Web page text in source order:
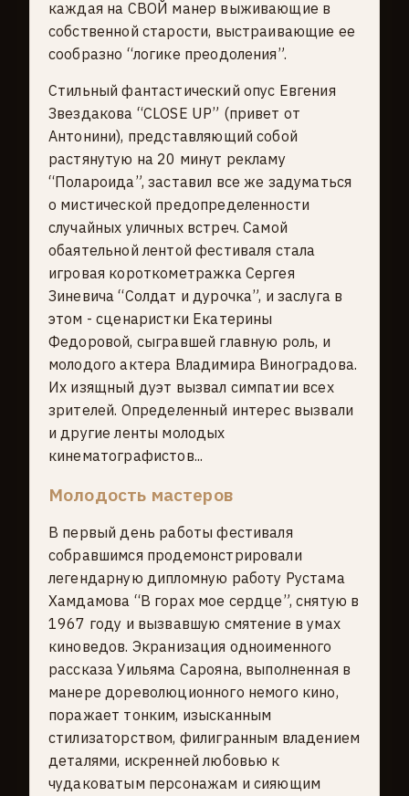
каждая на СВОЙ манер выживающие в
собственной старости, выстраивающие ее
сообразно “логике преодоления”.
Стильный фантастический опус Евгения
Звездакова “CLOSE UP” (привет от
Антонини), представляющий собой
растянутую на 20 минут рекламу
“Полароида”, заставил все же задуматься
о мистической предопределенности
случайных уличных встреч. Самой
обаятельной лентой фестиваля стала
игровая короткометражка Сергея
Зиневича “Солдат и дурочка”, и заслуга в
этом - сценаристки Екатерины
Федоровой, сыгравшей главную роль, и
молодого актера Владимира Виноградова.
Их изящный дуэт вызвал симпатии всех
зрителей. Определенный интерес вызвали
и другие ленты молодых
кинематографистов...
Молодость мастеров
В первый день работы фестиваля
собравшимся продемонстрировали
легендарную дипломную работу Рустама
Хамдамова “В горах мое сердце”, снятую в
1967 году и вызвавшую смятение в умах
киноведов. Экранизация одноименного
рассказа Уильяма Сарояна, выполненная в
манере дореволюционного немого кино,
поражает тонким, изысканным
стилизаторством, филигранным владением
деталями, искренней любовью к
чудаковатым персонажам и сияющим